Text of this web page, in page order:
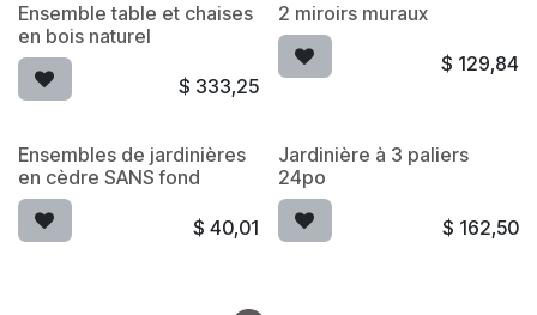
Ensemble table et chaises
en bois naturel
$ 333,25
2 miroirs muraux
$ 129,84
Ensembles de jardinières
en cèdre SANS fond
$ 40,01
Jardinière à 3 paliers
24po
$ 162,50